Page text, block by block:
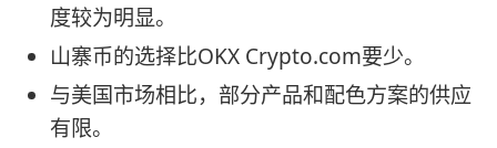
度较为明显。
山寨币的选择比OKX Crypto.com要少。
与美国市场相比，部分产品和配色方案的供应
有限。